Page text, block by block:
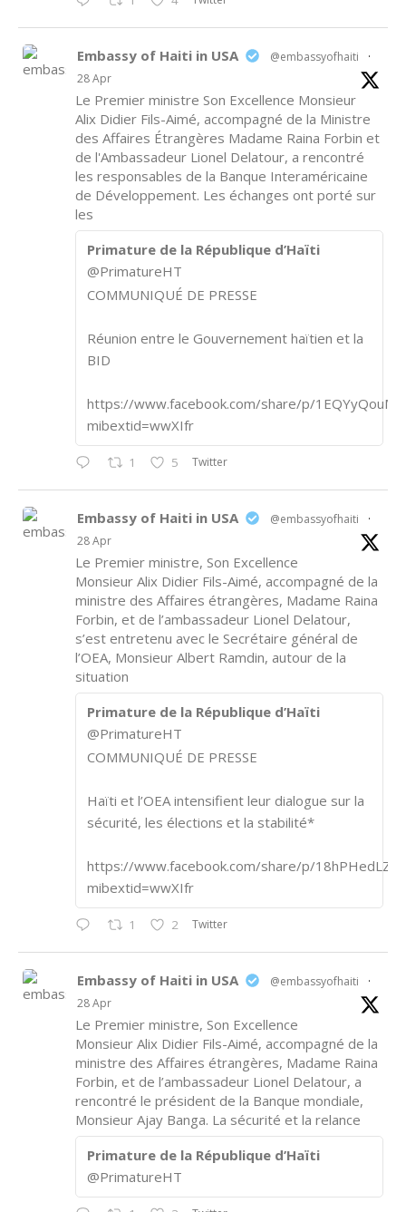
Embassy of Haiti in USA @embassyofhaiti
·
28 Apr
Le Premier ministre Son Excellence Monsieur
Alix Didier Fils-Aimé, accompagné de la Ministre
des Affaires Étrangères Madame Raina Forbin et
de l'Ambassadeur Lionel Delatour, a rencontré
les responsables de la Banque Interaméricaine
de Développement. Les échanges ont porté sur
les
Primature de la République d’Haïti
@PrimatureHT
COMMUNIQUÉ DE PRESSE
Réunion entre le Gouvernement haïtien et la
BID
https://www.facebook.com/share/p/
mibextid=wwXIfr
1 5 Twitter
Embassy of Haiti in USA @embassyofhaiti
·
28 Apr
Le Premier ministre, Son Excellence
Monsieur Alix Didier Fils-Aimé, accompagné de la
ministre des Affaires étrangères, Madame Raina
Forbin, et de l’ambassadeur Lionel Delatour,
s’est entretenu avec le Secrétaire général de
l’OEA, Monsieur Albert Ramdin, autour de la
situation
Primature de la République d’Haïti
@PrimatureHT
COMMUNIQUÉ DE PRESSE
Haïti et l’OEA intensifient leur dialogue sur la
sécurité, les élections et la stabilité*
https://www.facebook.com/share/p/18hPHedLZA/
mibextid=wwXIfr
1 2 Twitter
Embassy of Haiti in USA @embassyofhaiti
·
28 Apr
Le Premier ministre, Son Excellence
Monsieur Alix Didier Fils-Aimé, accompagné de la
ministre des Affaires étrangères, Madame Raina
Forbin, et de l’ambassadeur Lionel Delatour, a
rencontré le président de la Banque mondiale,
Monsieur Ajay Banga. La sécurité et la relance
Primature de la République d’Haïti
@PrimatureHT